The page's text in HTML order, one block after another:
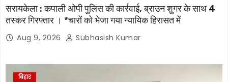
सरायकेला : कपाली ओपी पुलिस की कार्रवाई, ब्राउन शुगर के साथ 4
तस्कर गिरफ्तार । *चारों को भेजा गया न्यायिक हिरासत में
Aug 9, 2026 Subhasish Kumar
बिहार